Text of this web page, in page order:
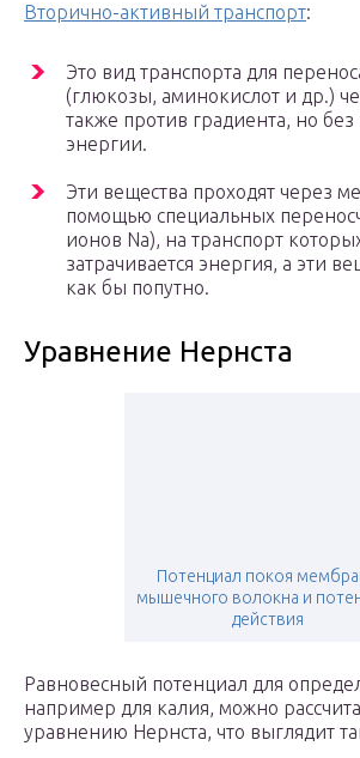
Вторично-активный транспорт:
Это вид транспорта для
(глюкозы, аминокислот и др.)
также против градиента, но без
энергии.
Эти вещества проходят через
помощью специальных
ионов Na), на транспорт
затрачивается энергия, а эти
как бы попутно.
Уравнение Нернста
Потенциал покоя
мышечного волокна и
действия
Равновесный потенциал для
например для калия, можно
уравнению Нернста, что выглядит